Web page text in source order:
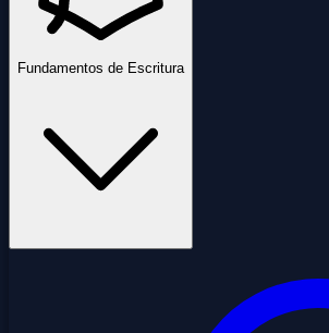
Fundamentos de Escritura